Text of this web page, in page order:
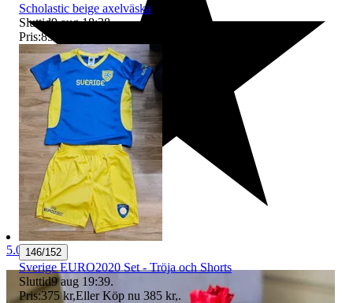
5.0
Scholastic beige axelväska
Sluttid9 aug 18:38.
Pris:85 kr
146/152
Sverige EURO2020 Set - Tröja och Shorts
Sluttid9 aug 19:39.
Pris:375 kr,Eller Köp nu 385 kr,.